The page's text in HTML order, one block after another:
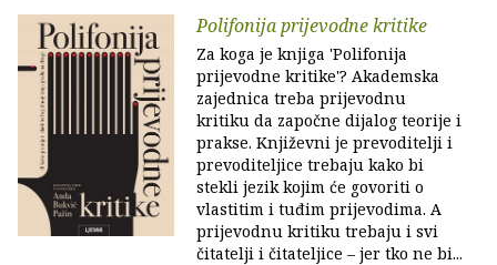
Polifonija prijevodne kritike
Za koga je knjiga 'Polifonija
prijevodne kritike'? Akademska
zajednica treba prijevodnu
kritiku da započne dijalog teorije i
prakse. Književni je prevoditelji i
prevoditeljice trebaju kako bi
stekli jezik kojim će govoriti o
vlastitim i tuđim prijevodima. A
prijevodnu kritiku trebaju i svi
čitatelji i čitateljice – jer tko ne bi...